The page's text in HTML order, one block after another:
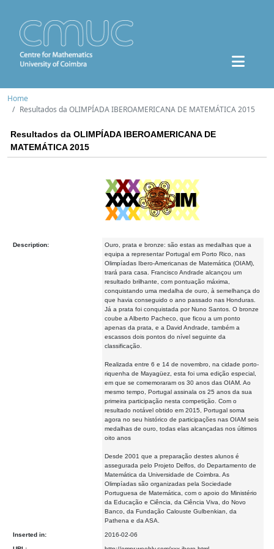
Home
Resultados da OLIMPÍADA IBEROAMERICANA DE MATEMÁTICA 2015
Resultados da OLIMPÍADA IBEROAMERICANA DE
MATEMÁTICA 2015
Description:
Ouro, prata e bronze: são estas as medalhas que a
equipa a representar Portugal em Porto Rico, nas
Olimpíadas Ibero-Americanas de Matemática (OIAM),
trará para casa. Francisco Andrade alcançou um
resultado brilhante, com pontuação máxima,
conquistando uma medalha de ouro, à semelhança do
que havia conseguido o ano passado nas Honduras.
Já a prata foi conquistada por Nuno Santos. O bronze
coube a Alberto Pacheco, que ficou a um ponto
apenas da prata, e a David Andrade, também a
escassos dois pontos do nível seguinte da
classificação.
Realizada entre 6 e 14 de novembro, na cidade porto-
riquenha de Mayagüez, esta foi uma edição especial,
em que se comemoraram os 30 anos das OIAM. Ao
mesmo tempo, Portugal assinala os 25 anos da sua
primeira participação nesta competição. Com o
resultado notável obtido em 2015, Portugal soma
agora no seu histórico de participações nas OIAM seis
medalhas de ouro, todas elas alcançadas nos últimos
oito anos
Desde 2001 que a preparação destes alunos é
assegurada pelo Projeto Delfos, do Departamento de
Matemática da Universidade de Coimbra. As
Olimpíadas são organizadas pela Sociedade
Portuguesa de Matemática, com o apoio do Ministério
da Educação e Ciência, da Ciência Viva, do Novo
Banco, da Fundação Calouste Gulbenkian, da
Pathena e da ASA.
Inserted in: 2016-02-06